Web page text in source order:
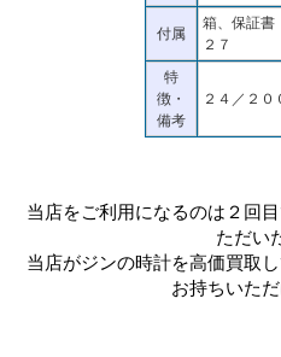
付属
箱、保証書
２７
特
徴・
備考
２４／２０
当店をご利用になるのは２回
ただい
当店がジンの時計を高価買取
お持ちいただ